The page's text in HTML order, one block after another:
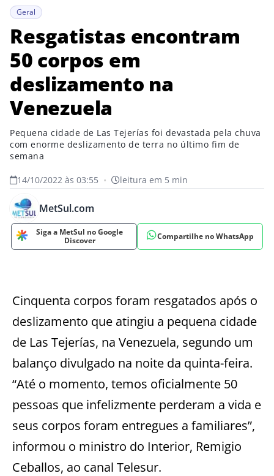
Geral
Resgatistas encontram
50 corpos em
deslizamento na
Venezuela
Pequena cidade de Las Tejerías foi devastada pela chuva
com enorme deslizamento de terra no último fim de
semana
14/10/2022 às 03:55 • leitura em 5 min
MetSul.com
Siga a MetSul no Google
Discover
Compartilhe no WhatsApp
Cinquenta corpos foram resgatados após o
deslizamento que atingiu a pequena cidade
de Las Tejerías, na Venezuela, segundo um
balanço divulgado na noite da quinta-feira.
“Até o momento, temos oficialmente 50
pessoas que infelizmente perderam a vida e
seus corpos foram entregues a familiares”,
informou o ministro do Interior, Remigio
Ceballos, ao canal Telesur.